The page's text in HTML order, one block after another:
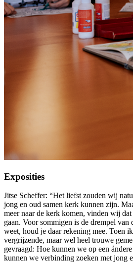
Exposities
Jitse Scheffer: “Het liefst zouden wij
jong en oud samen kerk kunnen zijn.
meer naar de kerk komen, vinden wij
gaan. Voor sommigen is de drempel
weet, houd je daar rekening mee. Toen
vergrijzende, maar wel heel trouwe
gevraagd: Hoe kunnen we op een
kunnen we verbinding zoeken met jong